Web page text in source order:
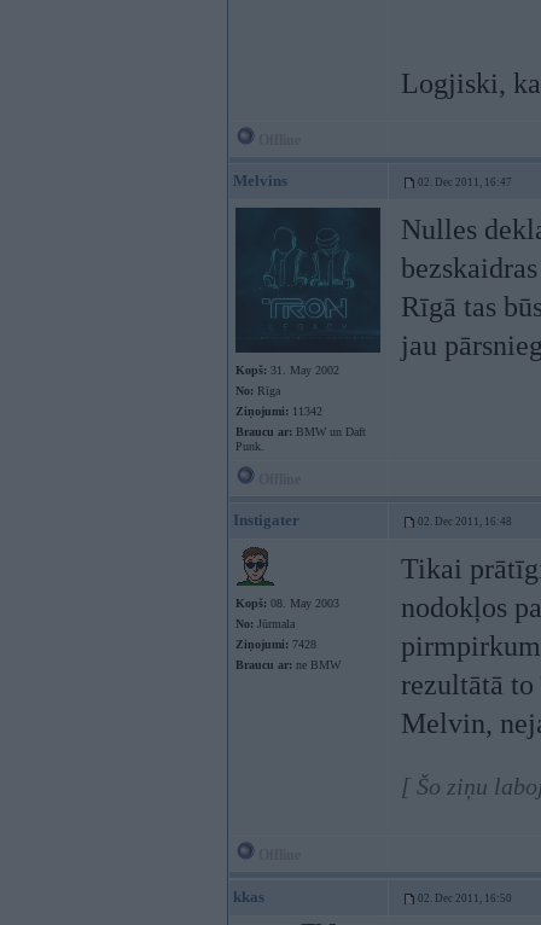
Logjiski,
Melvins 02. Dec 2011, 16:47
Kopš: 31. May 2002
No: Rīga
Ziņojumi: 11342
Braucu ar: BMW un Daft
Punk.
Nulles
Rīgā tas
jau
Instigater 02. Dec 2011, 16:48
Kopš: 08. May 2003
No: Jūrmala
Ziņojumi: 7428
Braucu ar: ne BMW
Tikai
nodokļos
rezultātā
Melvin,
[ Šo ziņu
kkas 02. Dec 2011, 16:50